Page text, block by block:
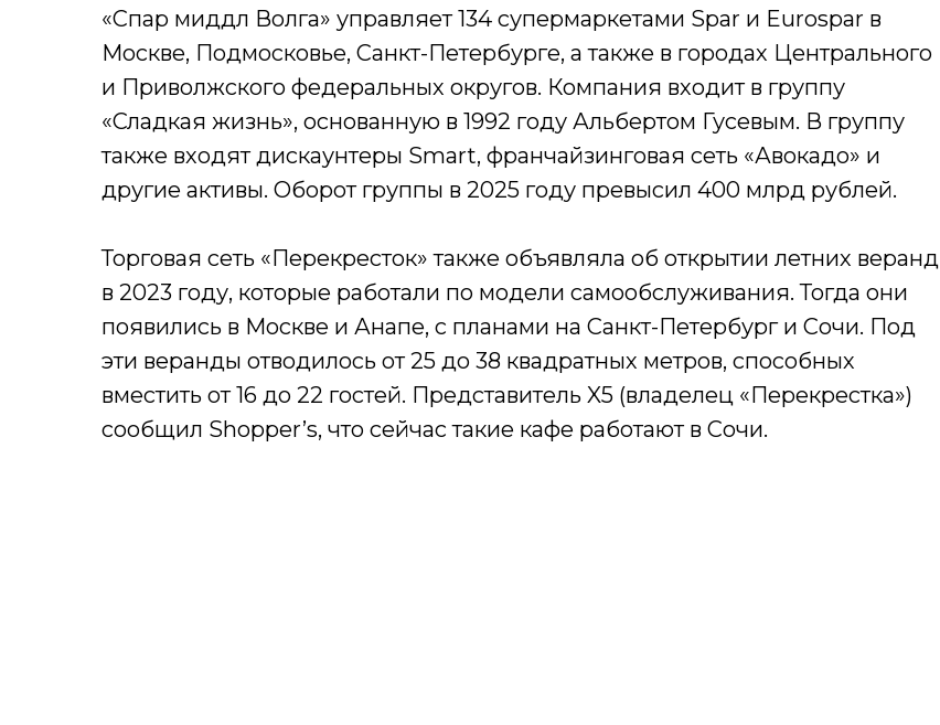
«Спар миддл Волга» управляет 134 супермаркетами Spar и Eurospar в
Москве, Подмосковье, Санкт-Петербурге, а также в городах Центрального
и Приволжского федеральных округов. Компания входит в группу
«Сладкая жизнь», основанную в 1992 году Альбертом Гусевым. В группу
также входят дискаунтеры Smart, франчайзинговая сеть «Авокадо» и
другие активы. Оборот группы в 2025 году превысил 400 млрд рублей.
Торговая сеть «Перекресток» также объявляла об открытии летних веранд
в 2023 году, которые работали по модели самообслуживания. Тогда они
появились в Москве и Анапе, с планами на Санкт-Петербург и Сочи. Под
эти веранды отводилось от 25 до 38 квадратных метров, способных
вместить от 16 до 22 гостей. Представитель X5 (владелец «Перекрестка»)
сообщил Shopper’s, что сейчас такие кафе работают в Сочи.